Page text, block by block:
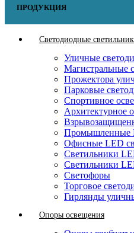
ПРОДУКЦИЯ
Светодиодные
Уличные
Магистральные
Прожектора
Парковые
Спортивное
Архитектурное
Промышленные
Офисные LED
Cветильники
Светильники
Светофоры
Торговое
Гирлянды
Опоры освещения